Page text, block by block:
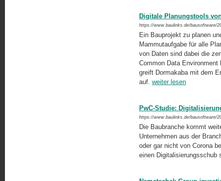
Digitale Planungstools
https://www.baulinks.de/bausoftware/
Ein Bauprojekt zu planen
Mammutaufgabe für alle
von Daten sind dabei die
Common Data
greift Dormakaba mit dem
auf. weiter lesen
PwC-Studie:
https://www.baulinks.de/bausoftware/
Die Baubranche kommt
Unternehmen aus der
oder gar nicht von Corona
einen